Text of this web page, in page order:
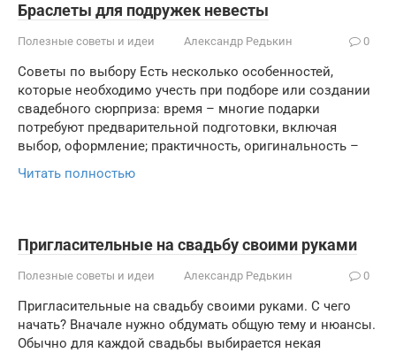
Браслеты для подружек невесты
Полезные советы и идеи Александр Редькин 0
Советы по выбору Есть несколько особенностей,
которые необходимо учесть при подборе или создании
свадебного сюрприза: время – многие подарки
потребуют предварительной подготовки, включая
выбор, оформление; практичность, оригинальность –
Читать полностью
Пригласительные на свадьбу своими руками
Полезные советы и идеи Александр Редькин 0
Пригласительные на свадьбу своими руками. С чего
начать? Вначале нужно обдумать общую тему и нюансы.
Обычно для каждой свадьбы выбирается некая